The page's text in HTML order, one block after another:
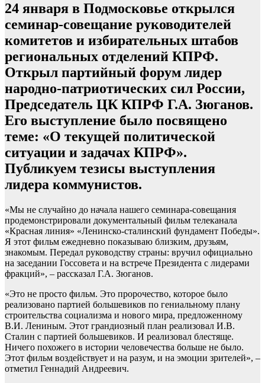
24 января в Подмосковье открылся
семинар-совещание руководителей
комитетов и избирательных штабов
региональных отделений КПРФ.
Открыл партийный форум лидер
народно-патриотических сил России,
Председатель ЦК КПРФ Г.А. Зюганов.
Его выступление было посвящено
теме: «О текущей политической
ситуации и задачах КПРФ».
Публикуем тезисы выступления
лидера коммунистов.
«Мы не случайно до начала нашего семинара-совещания
продемонстрировали документальный фильм телеканала
«Красная линия» «Ленинско-сталинский фундамент Победы».
Я этот фильм ежедневно показываю близким, друзьям,
знакомым. Передал руководству страны: вручил официально
на заседании Госсовета и на встрече Президента с лидерами
фракций», – рассказал Г.А. Зюганов.
«Это не просто фильм. Это пророчество, которое было
реализовано партией большевиков по гениальному плану
строительства социализма и нового мира, предложенному
В.И. Лениным. Этот грандиозный план реализовал И.В.
Сталин с партией большевиков. И реализовал блестяще.
Ничего похожего в истории человечества больше не было.
Этот фильм воздействует и на разум, и на эмоции зрителей», –
отметил Геннадий Андреевич.